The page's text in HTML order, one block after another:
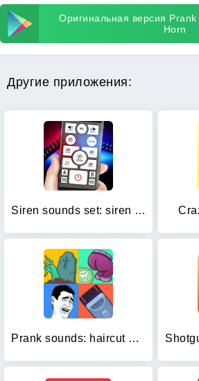
Оригинальная версия
Horn
Другие приложения:
Siren sounds set: siren system
Prank sounds: haircut & fart